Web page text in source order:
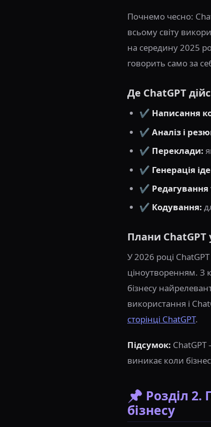
Почнемо чесно:
всьому світу
на середину 2025
говорить само за
Де ChatGPT
✔️ Написання
✔️ Аналіз і
✔️ Переклади:
✔️ Генерація
✔️ Редагування
✔️ Кодування:
Плани ChatGPT
У 2026 році
ціноутворенням. З
бізнесу
використання і
сторінці ChatGPT.
Підсумок:
виникає коли
📌 Розділ
бізнесу